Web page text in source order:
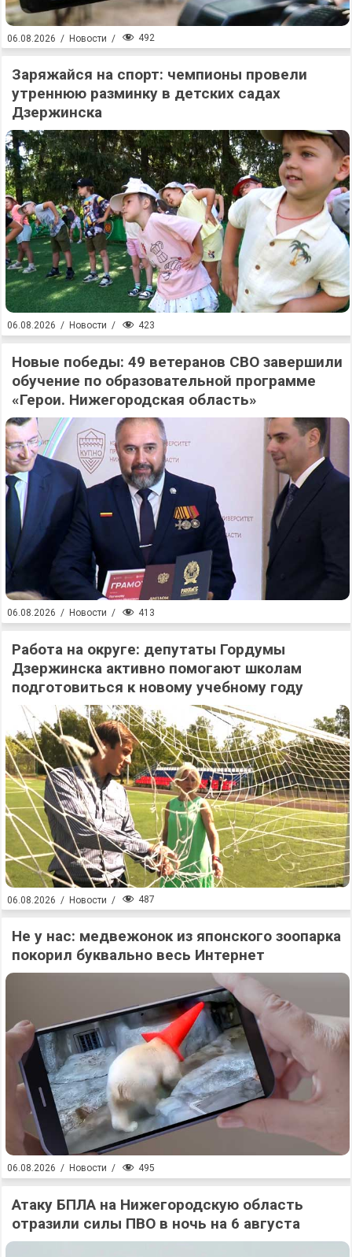
06.08.2026 / Новости / 492
Заряжайся на спорт: чемпионы провели
утреннюю разминку в детских садах
Дзержинска
06.08.2026 / Новости / 423
Новые победы: 49 ветеранов СВО завершили
обучение по образовательной программе
«Герои. Нижегородская область»
06.08.2026 / Новости / 413
Работа на округе: депутаты Гордумы
Дзержинска активно помогают школам
подготовиться к новому учебному году
06.08.2026 / Новости / 487
Не у нас: медвежонок из японского зоопарка
покорил буквально весь Интернет
06.08.2026 / Новости / 495
Атаку БПЛА на Нижегородскую область
отразили силы ПВО в ночь на 6 августа